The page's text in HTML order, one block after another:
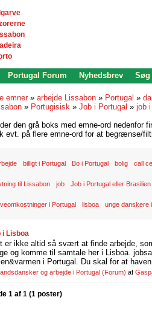
Portugal Forum Nyhedsbrev Søg
emner » arbejde Lissabon » Portugal »
» Portugisisk » Job i Portugal » job
den grå boks med emne-ord nedenfor
evt. på flere emne-ord for at begrænse/
billigt i Portugal Bo i Portugal bolig call
til Lissabon job Job i Portugal eller Brasilien
i Portugal lisboa unge danskere
i Lisboa
er ikke altid så svært at finde arbejde,
og komme til samtale her i Lisboa.
i Portugal. Du skal for at
og arbejde i Portugal (Forum) af
1 af 1 (1 poster)